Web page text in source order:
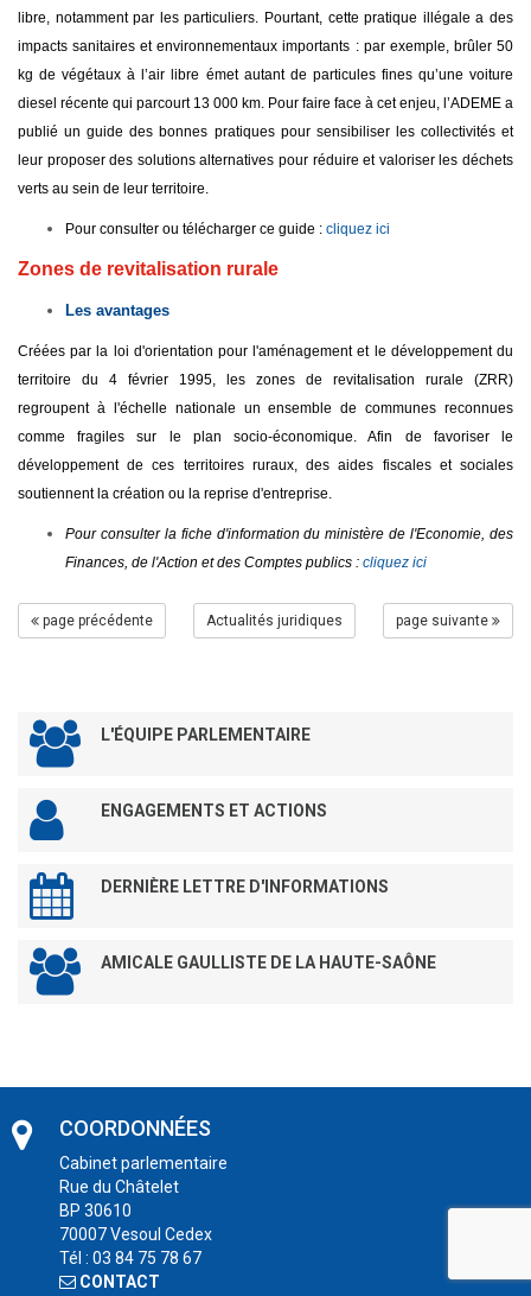
libre, notamment par les particuliers. Pourtant, cette pratique illégale a des
impacts sanitaires et environnementaux importants : par exemple, brûler 50
kg de végétaux à l’air libre émet autant de particules fines qu’une voiture
diesel récente qui parcourt 13 000 km. Pour faire face à cet enjeu, l’ADEME a
publié un guide des bonnes pratiques pour sensibiliser les collectivités et
leur proposer des solutions alternatives pour réduire et valoriser les déchets
verts au sein de leur territoire.
Pour consulter ou télécharger ce guide : cliquez ici
Zones de revitalisation rurale
Les avantages
Créées par la loi d'orientation pour l'aménagement et le développement du
territoire du 4 février 1995, les zones de revitalisation rurale (ZRR)
regroupent à l'échelle nationale un ensemble de communes reconnues
comme fragiles sur le plan socio-économique. Afin de favoriser le
développement de ces territoires ruraux, des aides fiscales et sociales
soutiennent la création ou la reprise d'entreprise.
Pour consulter la fiche d'information du ministère de l'Economie, des
Finances, de l'Action et des Comptes publics : cliquez ici
page précédente Actualités juridiques page suivante
L'ÉQUIPE PARLEMENTAIRE
ENGAGEMENTS ET ACTIONS
DERNIÈRE LETTRE D'INFORMATIONS
AMICALE GAULLISTE DE LA HAUTE-SAÔNE
COORDONNÉES
Cabinet parlementaire
Rue du Châtelet
BP 30610
70007 Vesoul Cedex
Tél : 03 84 75 78 67
CONTACT